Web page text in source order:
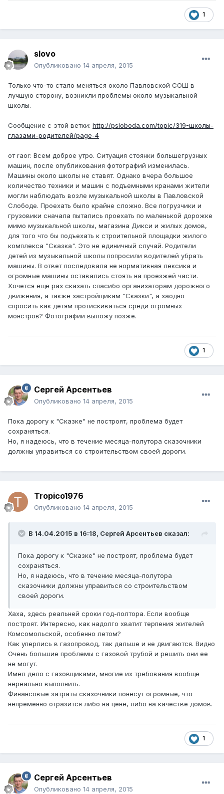
1
slovo
Опубликовано 14 апреля, 2015
Только что-то стало меняться около Павловской СОШ в
лучшую сторону, возникли проблемы около музыкальной
школы.
Сообщение с этой ветки: http://psloboda.com/topic/319-школы-
глазами-родителей/page-4
от raor: Всем доброе утро. Ситуация стоянки большегрузных
машин, после опубликования фотографий изменилась.
Машины около школы не ставят. Однако вчера большое
количество техники и машин с подъемными кранами жители
могли наблюдать возле музыкальной школы в Павловской
Слободе. Проехать было крайне сложно. Все погрузчики и
грузовики сначала пытались проехать по маленькой дорожке
мимо музыкальной школы, магазина Дикси и жилых домов,
для того что бы подъехать к строительной площадки жилого
комплекса "Сказка". Это не единичный случай. Родители
детей из музыкальной школы попросили водителей убрать
машины. В ответ последовала не нормативная лексика и
огромные машины оставались стоять на проезжей части.
Хочется еще раз сказать спасибо организаторам дорожного
движения, а также застройщикам "Сказки", а заодно
спросить как детям протискиваться среди огромных
монстров? Фотографии выложу позже.
1
Сергей Арсентьев
Опубликовано 14 апреля, 2015
Пока дорогу к "Сказке" не построят, проблема будет
сохраняться.
Но, я надеюсь, что в течение месяца-полутора сказочники
должны управиться со строительством своей дороги.
Tropico1976
Опубликовано 14 апреля, 2015
В 14.04.2015 в 16:18, Сергей Арсентьев сказал:
Пока дорогу к "Сказке" не построят, проблема будет
сохраняться.
Но, я надеюсь, что в течение месяца-полутора
сказочники должны управиться со строительством
своей дороги.
Хаха, здесь реальней сроки год-полтора. Если вообще
построят. Интересно, как надолго хватит терпения жителей
Комсомольской, особенно летом?
Как уперлись в газопровод, так дальше и не двигаются. Видно
Очень большие проблемы с газовой трубой и решить они ее
не могут.
Имел дело с газовщиками, многие их требования вообще
нереально выполнить.
Финансовые затраты сказочники понесут огромные, что
непременно отразится либо на цене, либо на качестве домов.
1
Сергей Арсентьев
Опубликовано 14 апреля, 2015